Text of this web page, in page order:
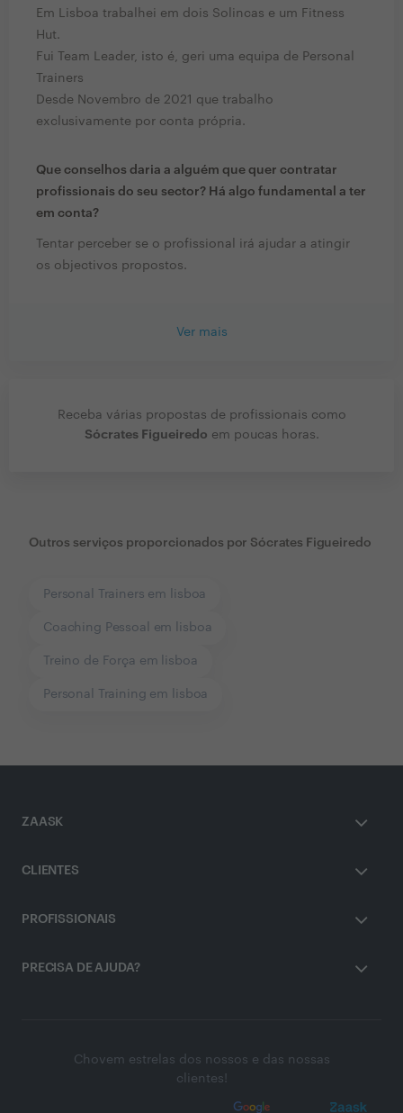
Em Lisboa trabalhei em dois Solincas e um Fitness
Hut.
Fui Team Leader, isto é, geri uma equipa de Personal
Trainers
Desde Novembro de 2021 que trabalho
exclusivamente por conta própria.
Que conselhos daria a alguém que quer contratar
profissionais do seu sector? Há algo fundamental a ter
em conta?
Tentar perceber se o profissional irá ajudar a atingir
os objectivos propostos.
Ver mais
Receba várias propostas de profissionais como
Sócrates Figueiredo em poucas horas.
Outros serviços proporcionados por Sócrates Figueiredo
Personal Trainers em lisboa
Coaching Pessoal em lisboa
Treino de Força em lisboa
Personal Training em lisboa
ZAASK
CLIENTES
PROFISSIONAIS
PRECISA DE AJUDA?
Chovem estrelas dos nossos e das nossas
clientes!